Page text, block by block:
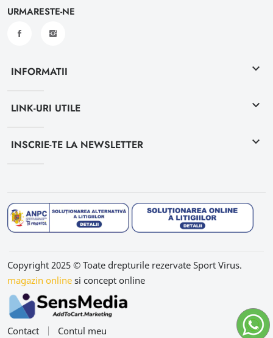
URMARESTE-NE
INFORMATII keyboard_arrow_down
LINK-URI UTILE keyboard_arrow_down
INSCRIE-TE LA NEWSLETTER keyboard_arrow_down
Copyright 2025 © Toate drepturile rezervate Sport Virus.
magazin online si concept online
Contact Contul meu